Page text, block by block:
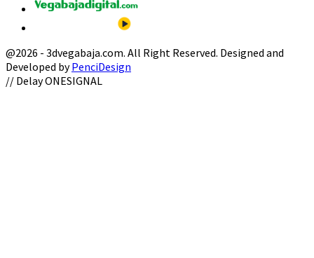
@2026 - 3dvegabaja.com. All Right Reserved. Designed and
Developed byPenciDesign
Facebook
Twitter
Instagram
Youtube
Email
// Delay ONESIGNAL